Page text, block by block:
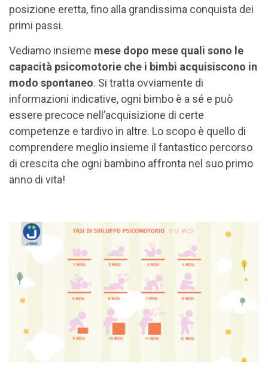
posizione eretta, fino alla grandissima conquista dei
primi passi.
Vediamo insieme mese dopo mese quali sono le
capacità psicomotorie che i bimbi acquisiscono in
modo spontaneo. Si tratta ovviamente di
informazioni indicative, ogni bimbo è a sé e può
essere precoce nell’acquisizione di certe
competenze e tardivo in altre. Lo scopo è quello di
comprendere meglio insieme il fantastico percorso
di crescita che ogni bambino affronta nel suo primo
anno di vita!